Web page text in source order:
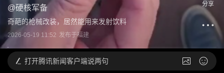
@硬核军备
奇葩的枪械改装，居然能用来发射饮料
2026-05-19 11:52 发布于福建
分享
打开腾讯新闻客户端说两句